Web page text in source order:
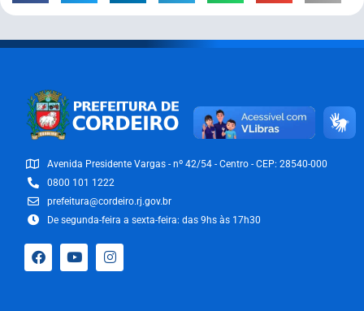
Avenida Presidente Vargas - nº 42/54 - Centro - CEP: 28540-000
0800 101 1222
prefeitura@cordeiro.rj.gov.br
De segunda-feira a sexta-feira: das 9hs às 17h30